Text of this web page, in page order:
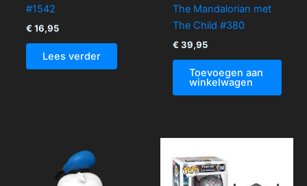
#1542
€ 16,95
Lees verder
The Mandalorian met
The Child #380
€ 39,95
Toevoegen aan
winkelwagen